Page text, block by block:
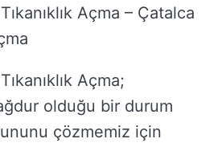
Açma – Çatalca
Açma;
olduğu bir durum
çözmemiz için